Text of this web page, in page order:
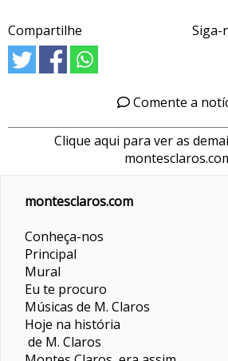
Compartilhe Siga-
Comente a
Clique aqui para ver as
montesclaros.com
Conheça-nos
Principal
Mural
Eu te procuro
Músicas de M. Claros
Hoje na história
de M. Claros